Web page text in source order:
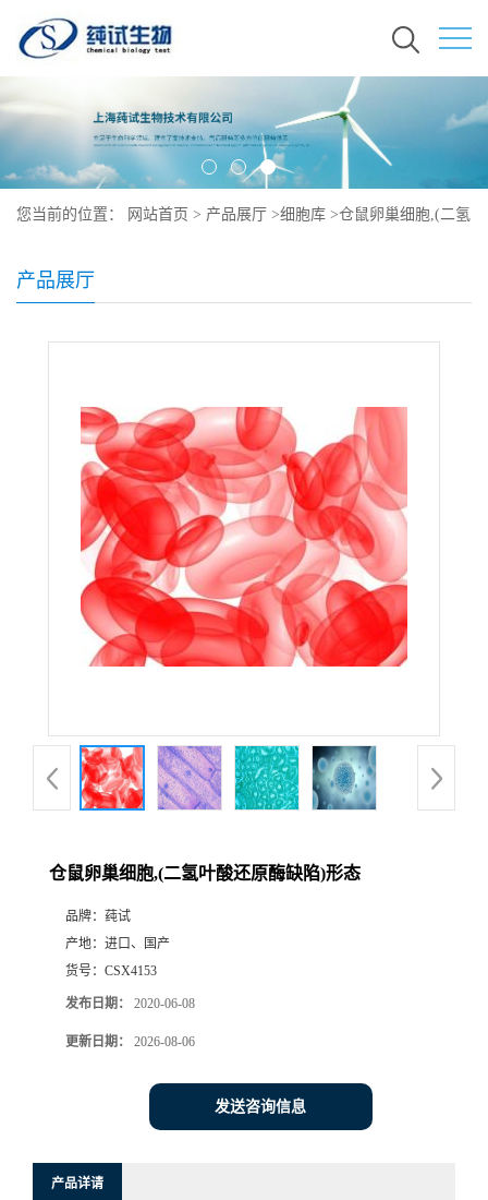
您当前的位置： 网站首页 > 产品展厅 >细胞库 >仓鼠卵巢细胞,(二氢
产品展厅
仓鼠卵巢细胞,(二氢叶酸还原酶缺陷)形态
品牌： 莼试
产地： 进口、国产
货号： CSX4153
发布日期： 2020-06-08
更新日期： 2026-08-06
发送咨询信息
产品详请